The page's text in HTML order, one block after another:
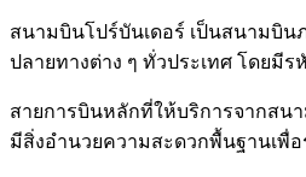
สนามบินโปร์บันเดอร์ เป็นสนามบิน
ปลายทางต่าง ๆ ทั่วประเทศ โดยมี
สายการบินหลักที่ให้บริการจากสน
มีสิ่งอำนวยความสะดวกพื้นฐานเพื่